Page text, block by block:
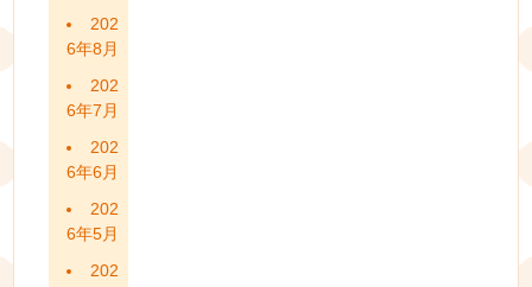
202
6年8月
202
6年7月
202
6年6月
202
6年5月
202